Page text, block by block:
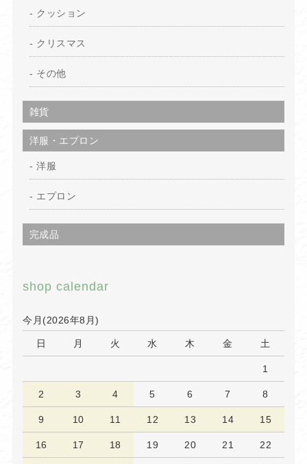
クッション
クリスマス
その他
雑貨
洋服・エプロン
洋服
エプロン
完成品
shop calendar
今月(2026年8月)
日 月 火 水 木 金 土
1
2 3 4 5 6 7 8
9 10 11 12 13 14 15
16 17 18 19 20 21 22